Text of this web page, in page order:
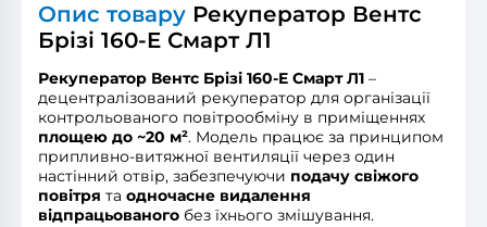
Опис товару Рекуператор Вентс
Брізі 160-E Смарт Л1
Рекуператор Вентс Брізі 160-E Смарт Л1 –
децентралізований рекуператор для організації
контрольованого повітрообміну в приміщеннях
площею до ~20 м². Модель працює за принципом
припливно-витяжної вентиляції через один
настінний отвір, забезпечуючи подачу свіжого
повітря та одночасне видалення
відпрацьованого без їхнього змішування.